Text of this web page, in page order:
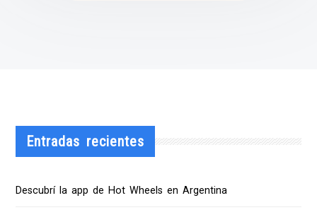
Entradas recientes
Descubrí la app de Hot Wheels en Argentina